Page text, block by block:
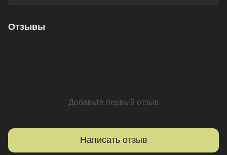
Отзывы
Добавьте первый отзыв
Написать отзыв